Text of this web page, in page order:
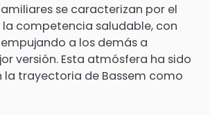
se caracterizan por el
competencia saludable, con
a los demás a
versión. Esta atmósfera ha sido
la trayectoria de Bassem como